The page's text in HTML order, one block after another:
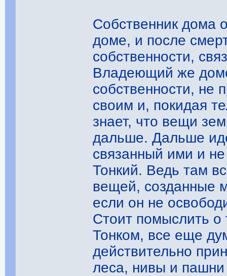
Собственник дома
доме, и после
собственности,
Владеющий же
собственности, не
своим и, покидая
знает, что вещи
дальше. Дальше
связанный ими и
Тонкий. Ведь там
вещей, созданные
если он не
Стоит помыслить о
Тонком, все еще
действительно
леса, нивы и